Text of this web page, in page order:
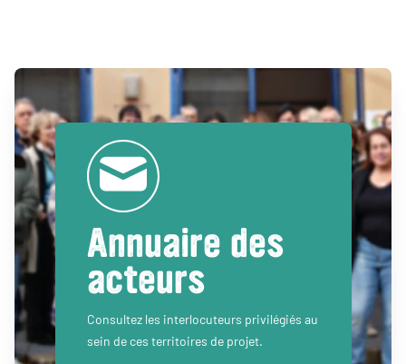
Annuaire des
acteurs
Consultez les interlocuteurs privilégiés au
sein de ces territoires de projet.